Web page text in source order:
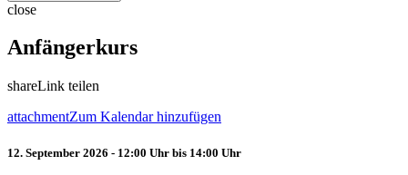
close
Anfängerkurs
shareLink teilen
attachmentZum Kalendar hinzufügen
12. September 2026 - 12:00 Uhr bis 14:00 Uhr